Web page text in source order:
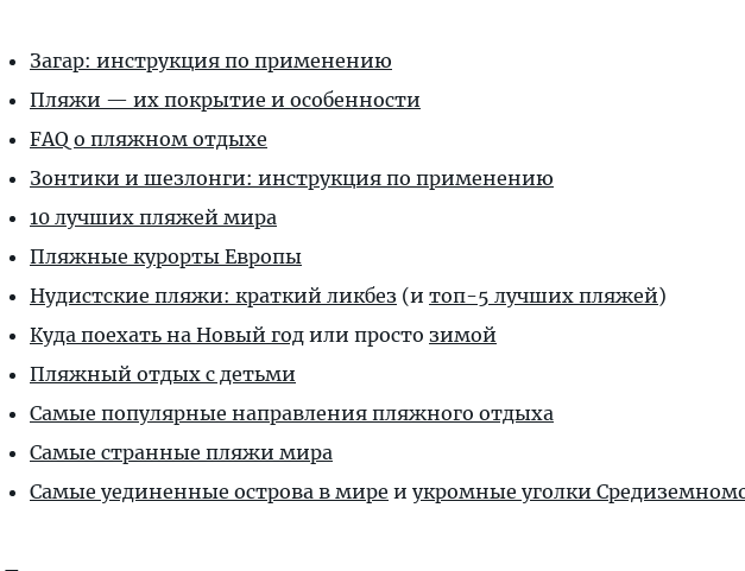
Загар: инструкция по применению
Пляжи — их покрытие и особенности
FAQ о пляжном отдыхе
Зонтики и шезлонги: инструкция по применению
10 лучших пляжей мира
Пляжные курорты Европы
Нудистские пляжи: краткий ликбез (и топ-5 лучших пляжей)
Куда поехать на Новый год или просто зимой
Пляжный отдых с детьми
Самые популярные направления пляжного отдыха
Самые странные пляжи мира
Самые уединенные острова в мире и укромные уголки